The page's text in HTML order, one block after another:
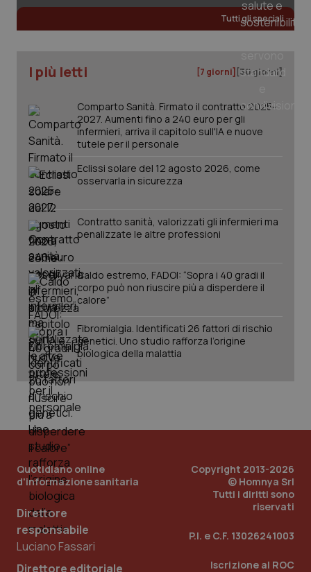
Quotidiano Chirurgia
Quotidiano Oncologia
Quotidiano Pediatria
Rene & patologie urogenitali
Salute orale & impianti
Sangue & coagulazione
Tiroide
Tumore al seno
Tumore ovarico
Tumori del Polmone & Testa Collo
Tumori gastrointestinali
Ulcera & Reflusso
Vaccini
Tutti gli speciali
I più letti [7 giorni] [30 giorni]
Comparto Sanità. Firmato il contratto 2025-
2027. Aumenti fino a 240 euro per gli
infermieri, arriva il capitolo sull'IA e nuove
tutele per il personale
Eclissi solare del 12 agosto 2026, come
osservarla in sicurezza
Contratto sanità, valorizzati gli infermieri ma
penalizzate le altre professioni
Caldo estremo, FADOI: “Sopra i 40 gradi il
corpo può non riuscire più a disperdere il
calore”
Fibromialgia. Identificati 26 fattori di rischio
genetici. Uno studio rafforza l’origine
biologica della malattia
Quotidiano online
d'informazione sanitaria
Direttore
responsabile
Luciano Fassari
Direttore editoriale
Copyright 2013-2026
© Homnya Srl
Tutti i diritti sono
riservati
P.I. e C.F. 13026241003
Iscrizione al ROC
I cookie necessari contribuiscono a rendere fruibile il
sito web abilitandone funzionalità di base quali la
navigazione sulle pagine e l'accesso alle aree
Nome
Fornitore/Dominio
.youtube.com
CookieScriptConsent
www.quotidianosanita.it
tracking-enable
www.quotidianosanita.it
2
tracking-sites-ironfish- www.quotidianosanita.it